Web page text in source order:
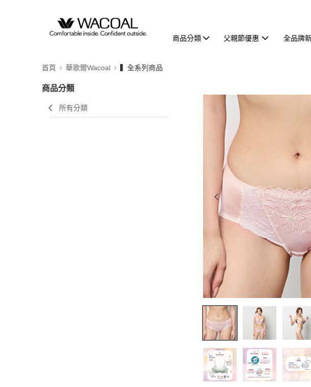
商品分類 父親節優惠 全品牌
首頁 華歌爾Wacoal ▍全系列商品
商品分類
所有分類